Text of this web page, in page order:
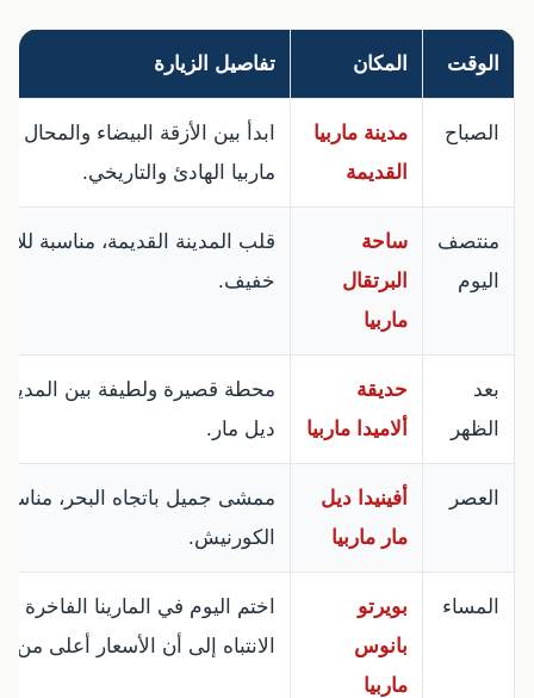
الوقت المكان تفاصيل الزيارة
الصباح
مدينة ماربيا
القديمة
ابدأ بين الأزقة البيضاء
ماربيا الهادئ والتاريخي.
منتصف
اليوم
ساحة
البرتقال
ماربيا
قلب المدينة القديمة، مناسبة
خفيف.
بعد
الظهر
حديقة
ألاميدا ماربيا
محطة قصيرة ولطيفة بين المدينة
ديل مار.
العصر
أفينيدا ديل
مار ماربيا
ممشى جميل باتجاه البحر،
الكورنيش.
المساء
بويرتو
بانوس
ماربيا
اختم اليوم في المارينا
الانتباه إلى أن الأسعار أعلى من